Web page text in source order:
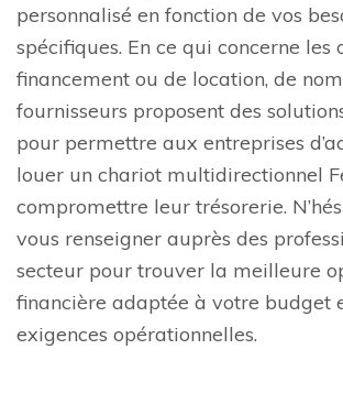
personnalisé en fonction de vos
spécifiques. En ce qui concerne les
financement ou de location, de
fournisseurs proposent des
pour permettre aux entreprises
louer un chariot multidirectionnel
compromettre leur trésorerie.
vous renseigner auprès des
secteur pour trouver la meilleure
financière adaptée à votre budget
exigences opérationnelles.